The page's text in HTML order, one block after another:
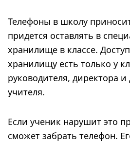
Телефоны в школу
придется оставлять в
хранилище в классе.
хранилищу есть только у
руководителя, директора и
учителя.
Если ученик нарушит это
сможет забрать телефон.